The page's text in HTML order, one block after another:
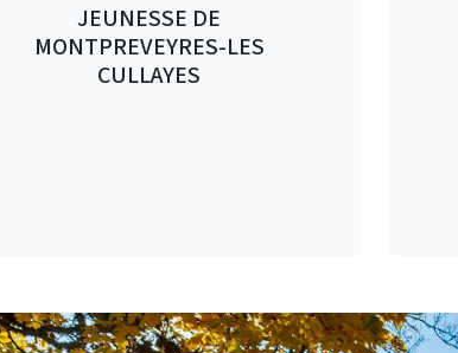
JEUNESSE DE
MONTPREVEYRES-LES
CULLAYES